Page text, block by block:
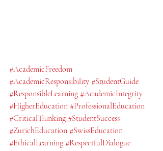
#AcademicFreedom
#AcademicResponsibility #StudentGuide
#ResponsibleLearning #AcademicIntegrity
#HigherEducation #ProfessionalEducation
#CriticalThinking #StudentSuccess
#ZurichEducation #SwissEducation
#EthicalLearning #RespectfulDialogue